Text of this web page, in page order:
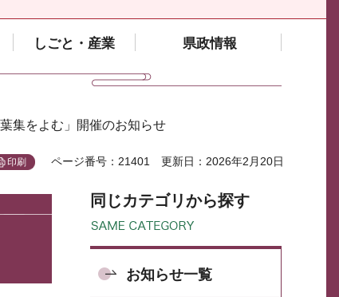
しごと・産業 県政情報
集をよむ」開催のお知らせ
印刷 ページ番号：21401 更新日：2026年2月20日
同じカテゴリから探す
お知らせ一覧